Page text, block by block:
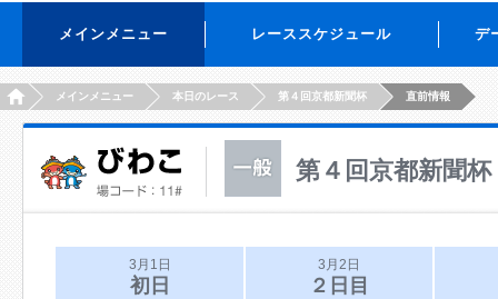
メインメニュー レーススケジュール デ
HOMEメインメニュー 本日のレース 第４回京都新聞杯 直前情報
第４回京都新聞杯
3月1日
初日
3月2日
２日目